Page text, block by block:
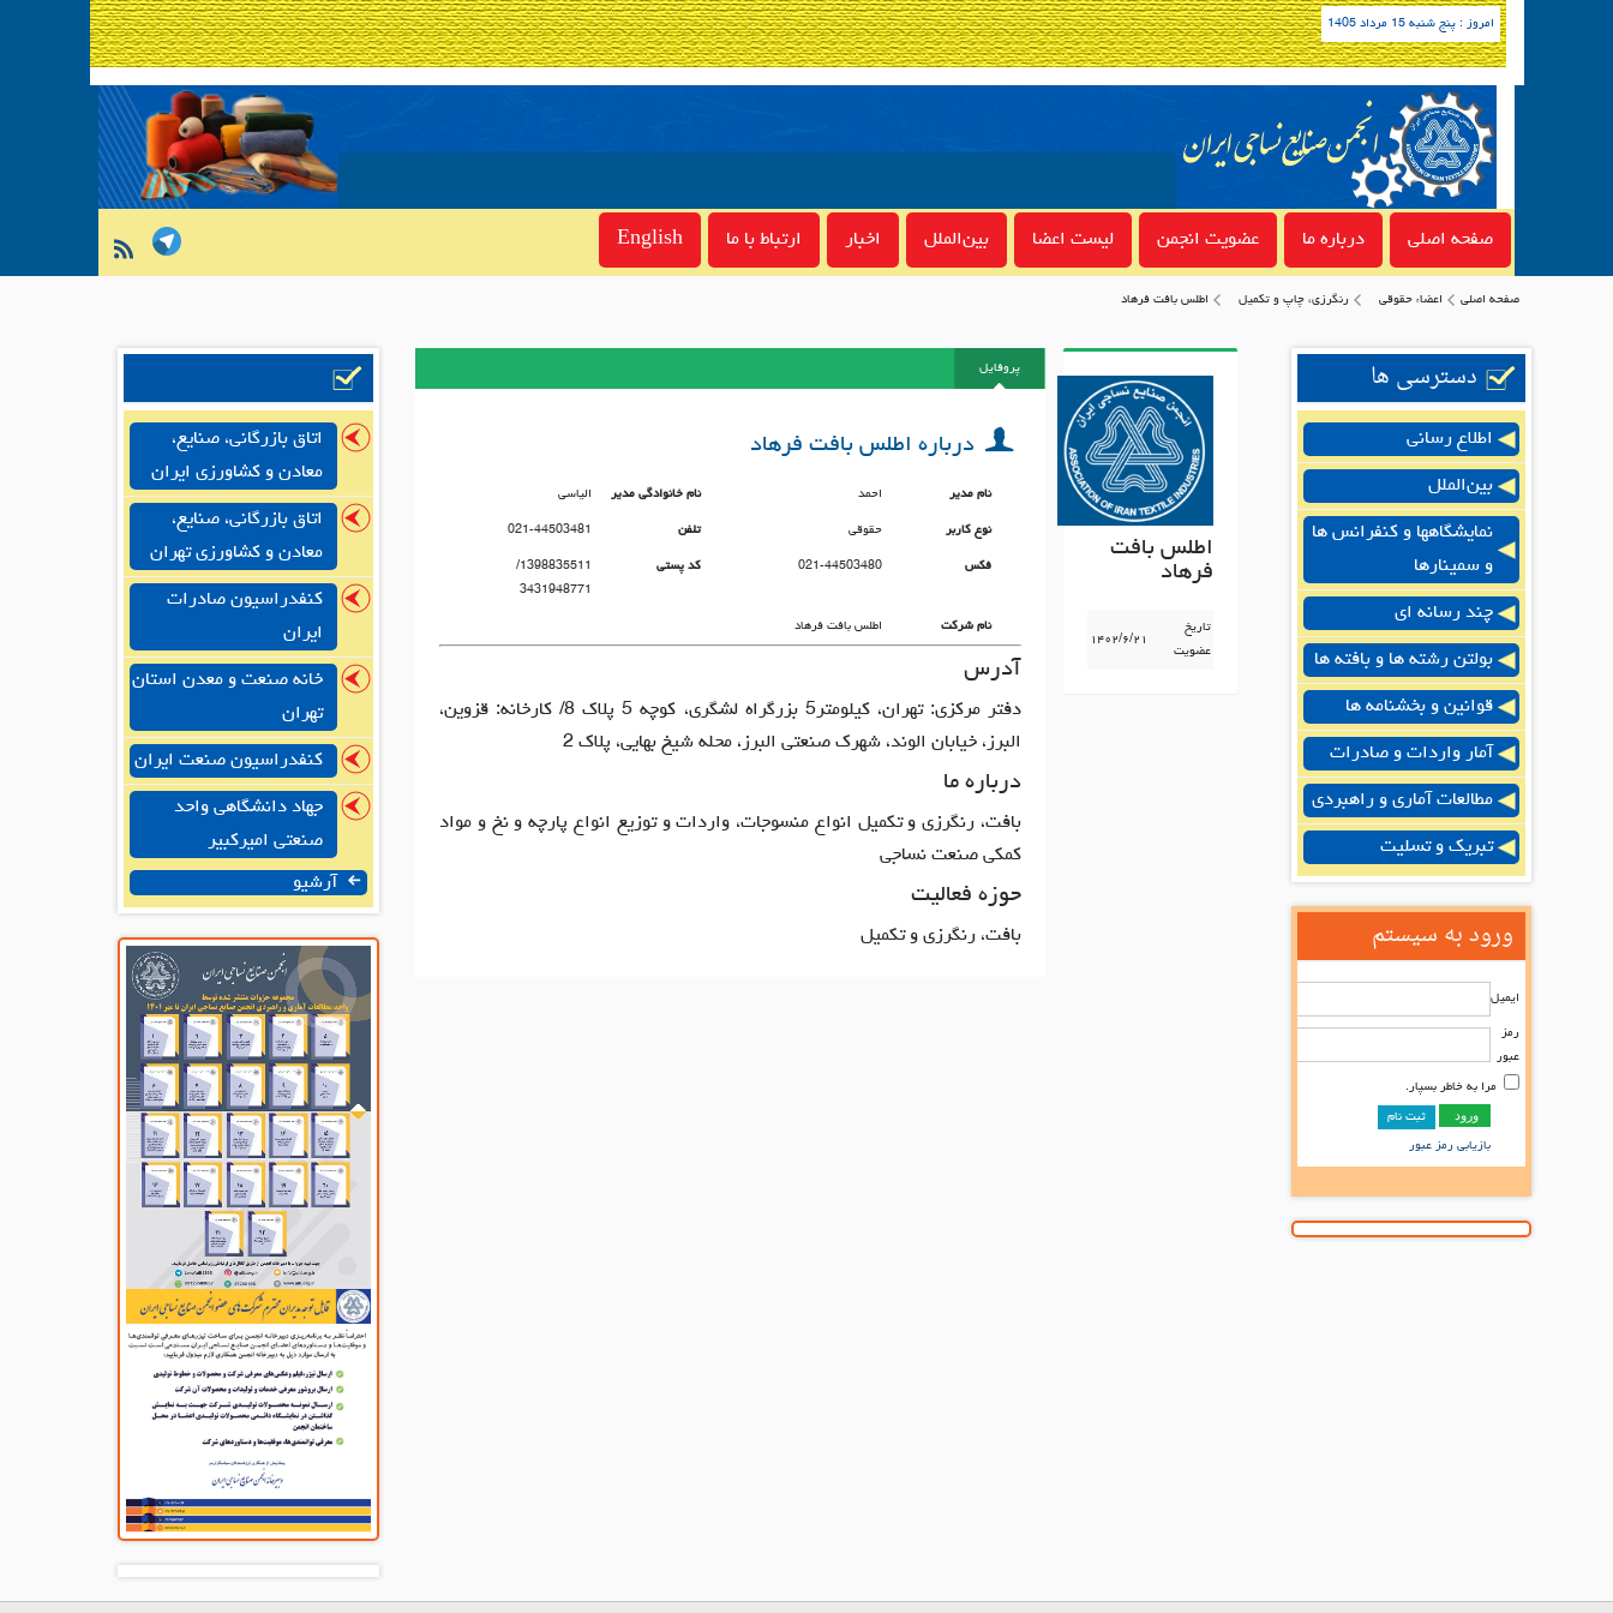
امروز : پنج شنبه 15 مرداد 1405
صفحه اصلی درباره ما عضویت انجمن لیست اعضا بین‌الملل اخبار ارتباط با ما English
صفحه اصلی اعضاء حقوقی رنگرزى، چاپ و تكميل اطلس بافت فرهاد
دسترسی ها
اطلاع رسانی
بین‌الملل
نمایشگاهها و کنفرانس ها
و سمینارها
چند رسانه ای
بولتن رشته ها و بافته ها
قوانین و بخشنامه ها
آمار واردات و صادرات
مطالعات آماری و راهبردی
تبریک و تسلیت
ورود به سیستم
ایمیل
رمز
عبور
مرا به خاطر بسپار.
ثبت نام
بازیابی رمز عبور
اطلس بافت
فرهاد
تاریخ
عضویت
۱۴۰۲/۶/۲۱
پروفایل
درباره اطلس بافت فرهاد
نام مدیر احمد نام خانوادگی مدیر الیاسی
نوع کاربر حقوقی تلفن 021-44503481
فکس 021-44503480 کد پستی
1398835511/
3431948771
نام شرکت اطلس بافت فرهاد
آدرس
دفتر مرکزی: تهران، کیلومتر5 بزرگراه لشگری، کوچه 5 پلاک 8/ کارخانه: قزوین،
البرز، خیابان الوند، شهرک صنعتی البرز، محله شیخ بهایی، پلاک 2
درباره ما
بافت، رنگرزی و تکمیل انواع منسوجات، واردات و توزیع انواع پارچه و نخ و مواد
کمکی صنعت نساجی
حوزه فعالیت
بافت، رنگرزی و تکمیل
اتاق بازرگانی، صنایع،
معادن و کشاورزی ایران
اتاق بازرگانی، صنایع،
معادن و کشاورزی تهران
کنفدراسیون صادرات
ایران
خانه صنعت و معدن استان
تهران
کنفدراسیون صنعت ایران
جهاد دانشگاهی واحد
صنعتی امیرکبیر
آرشیو